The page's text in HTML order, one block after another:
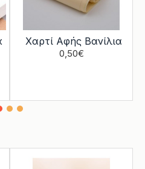
Χαρτί Αφής Βανίλια
0,50€